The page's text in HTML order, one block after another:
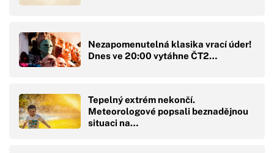
Nezapomenutelná klasika vrací úder!
Dnes ve 20:00 vytáhne ČT2…
Tepelný extrém nekončí.
Meteorologové popsali beznadějnou
situaci na…